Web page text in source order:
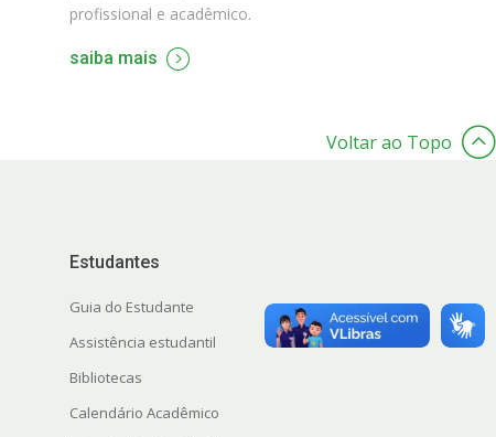
profissional e acadêmico.
saiba mais
Voltar ao Topo
Estudantes
Guia do Estudante
Assistência estudantil
Bibliotecas
Calendário Acadêmico